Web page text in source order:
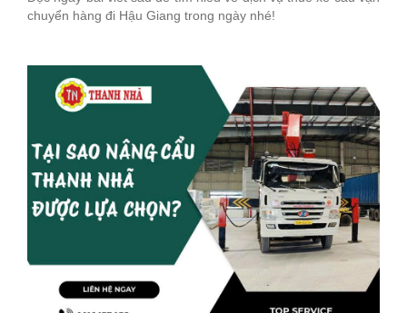
chuyển hàng đi Hậu Giang trong ngày nhé!